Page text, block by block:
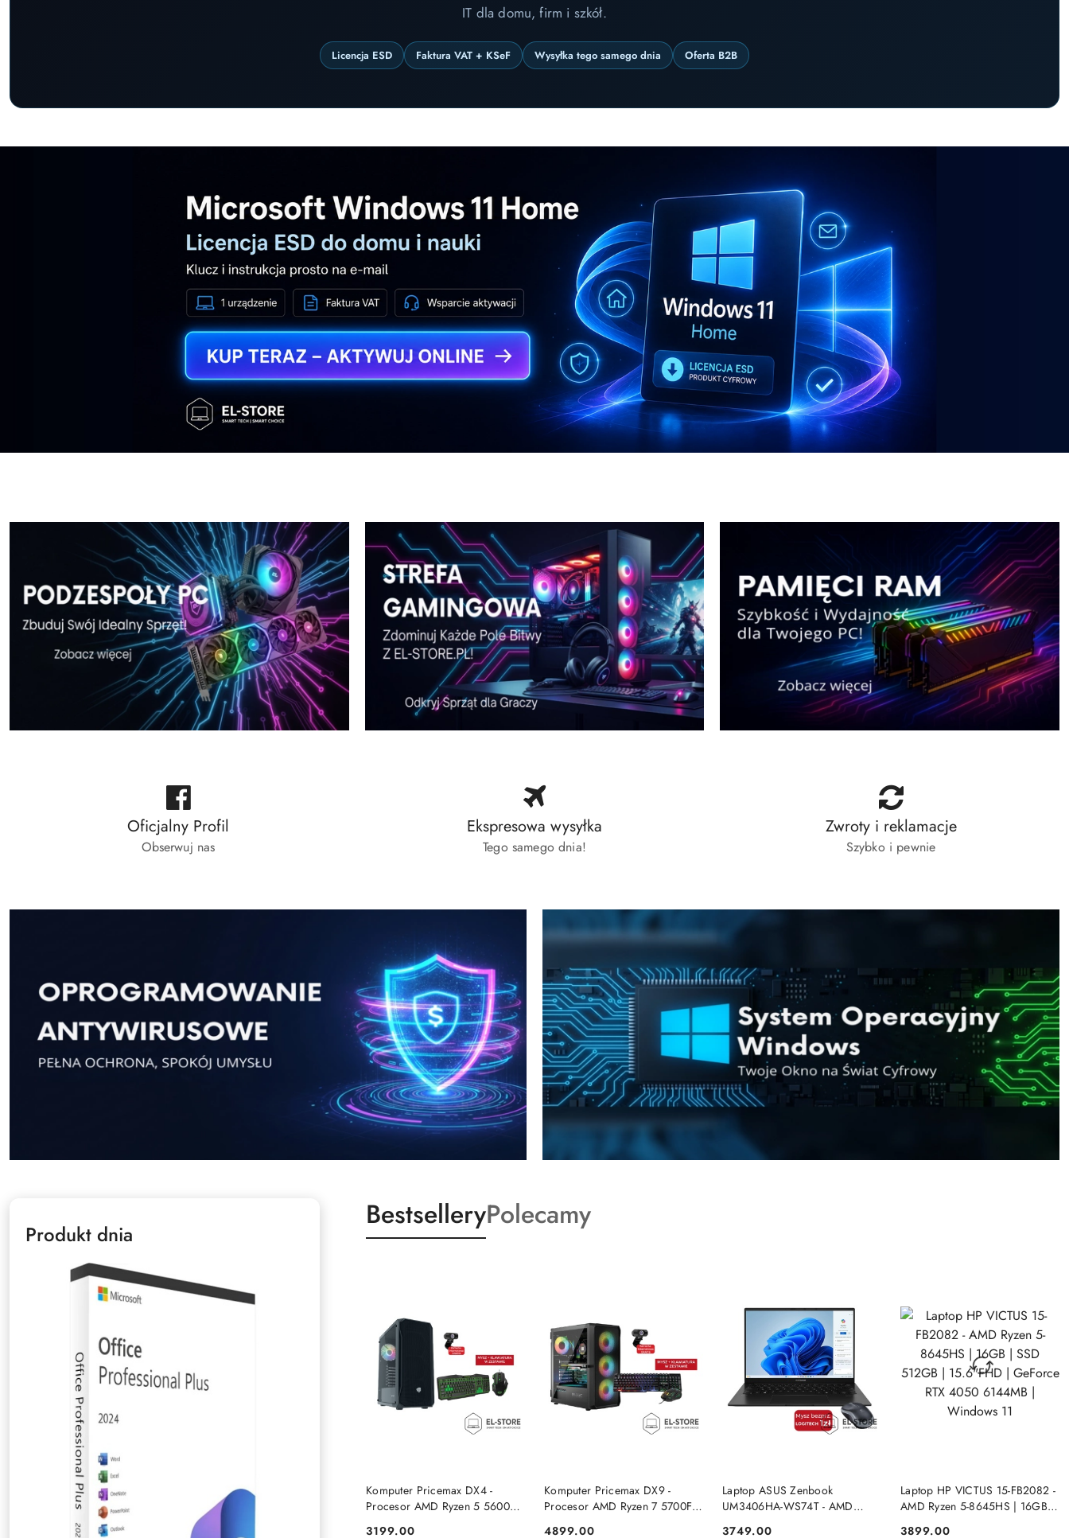
IT dla domu, firm i szkół.
Licencja ESD Faktura VAT + KSeF Wysyłka tego samego dnia Oferta B2B
Oficjalny Profil
Obserwuj nas
Ekspresowa wysyłka
Tego samego dnia!
Zwroty i reklamacje
Szybko i pewnie
Produkt dnia
BestselleryPolecamy
Komputer Pricemax DX4 -
Procesor AMD Ryzen 5 5600G
3199.00
DO KOSZYKA
Komputer Pricemax DX9 -
Procesor AMD Ryzen 7 5700F |
4899.00
DO KOSZYKA
Laptop ASUS Zenbook
UM3406HA-WS74T - AMD
3749.00
PRODUKT NIEDOSTĘPNY
Laptop HP VICTUS 15-FB2082 -
AMD Ryzen 5-8645HS | 16GB |
3899.00
PRODUKT NIEDOSTĘPNY